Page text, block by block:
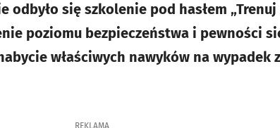
odbyło się szkolenie pod hasłem
poziomu bezpieczeństwa i pewności
właściwych nawyków na wypadek
REKLAMA